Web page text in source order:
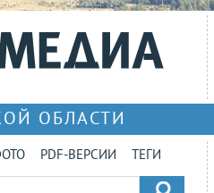
ОБЛАСТИ
PDF-ВЕРСИИ ТЕГИ